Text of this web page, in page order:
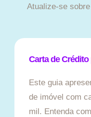
Atualize-se
Carta de Crédito
Este guia
de imóvel com
mil. Entenda